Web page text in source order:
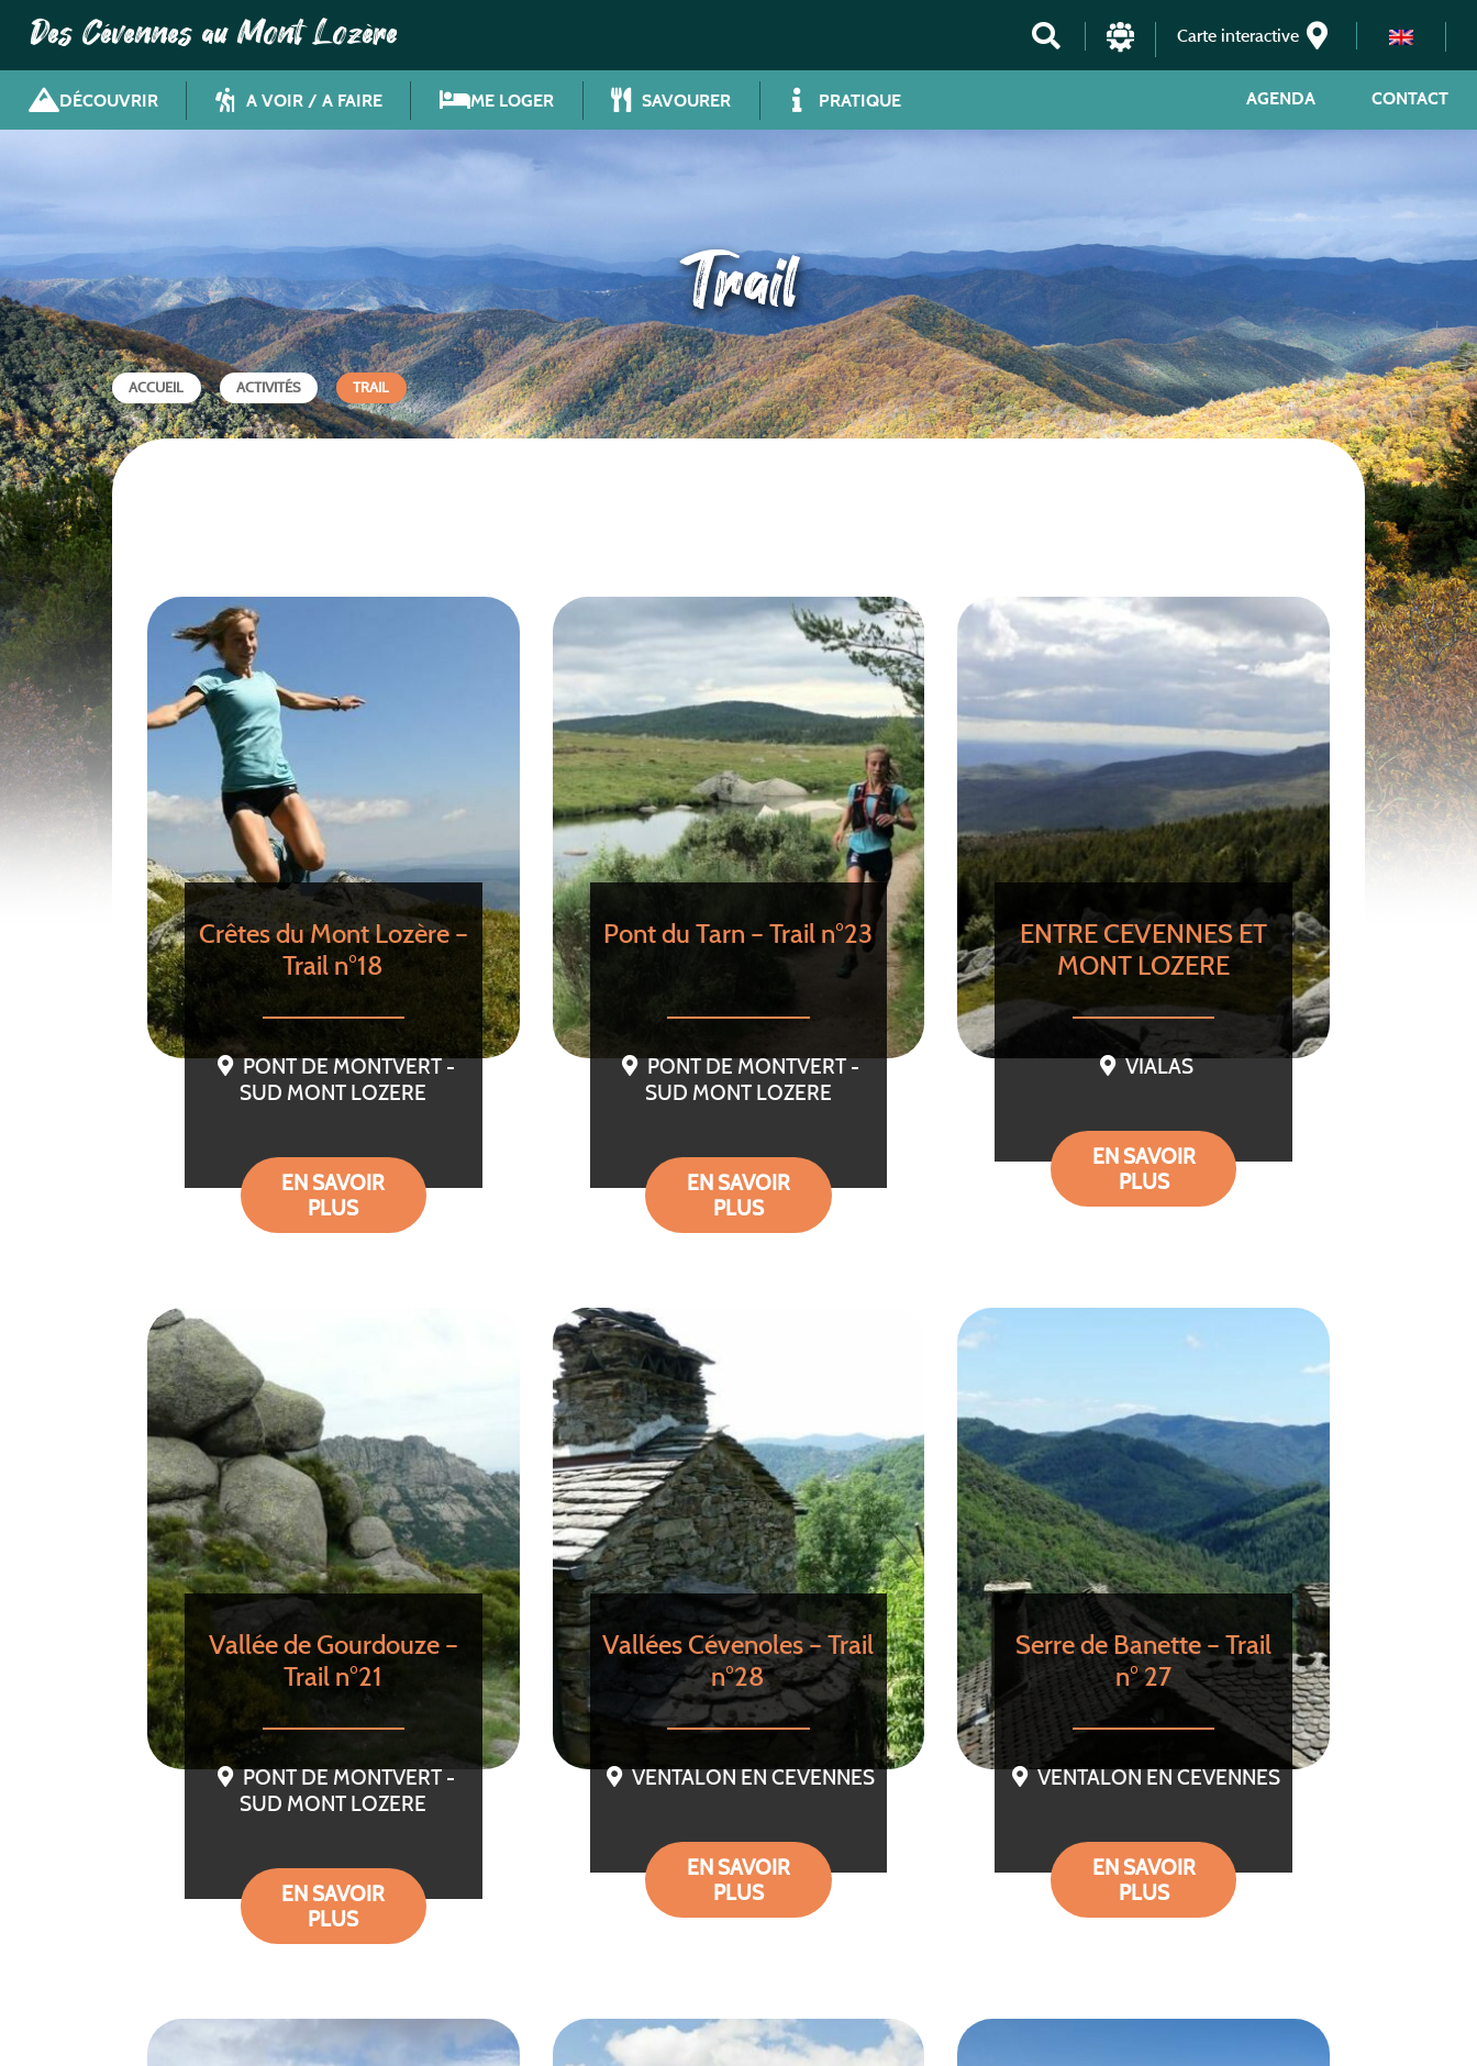
Des Cévennes au Mont Lozère Carte interactive
DÉCOUVRIR A VOIR / A FAIRE ME LOGER SAVOURER PRATIQUE CONTACT
AGENDA
Trail
ACCUEIL ACTIVITÉS TRAIL
Crêtes du Mont Lozère –
Trail n°18
PONT DE MONTVERT -
SUD MONT LOZERE
EN SAVOIR
PLUS
Pont du Tarn – Trail n°23
PONT DE MONTVERT -
SUD MONT LOZERE
EN SAVOIR
PLUS
ENTRE CEVENNES ET
MONT LOZERE
VIALAS
EN SAVOIR
PLUS
Vallée de Gourdouze –
Trail n°21
PONT DE MONTVERT -
SUD MONT LOZERE
EN SAVOIR
PLUS
Vallées Cévenoles – Trail
n°28
VENTALON EN CEVENNES
EN SAVOIR
PLUS
Serre de Banette – Trail
n° 27
VENTALON EN CEVENNES
EN SAVOIR
PLUS